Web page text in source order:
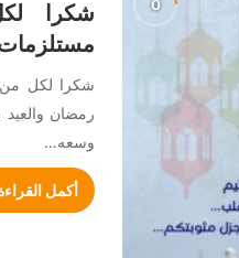
شكرا
شكرا لكل من
رمضان
وسعه…
أكمل